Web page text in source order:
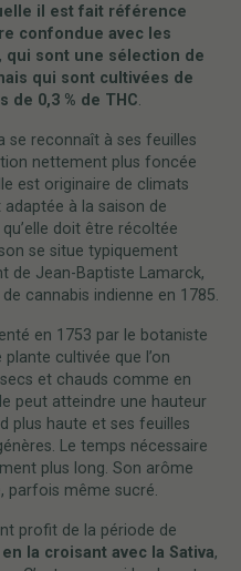
il est fait référence
confondue avec les
, qui sont une sélection de
qui sont cultivées de
de 0,3 % de THC.
se reconnaît à ses feuilles
nettement plus foncée
est originaire de climats
à la saison de
doit être récoltée
se situe typiquement
de Jean-Baptiste Lamarck,
cannabis indienne en 1785.
en 1753 par le botaniste
cultivée que l’on
et chauds comme en
peut atteindre une hauteur
plus haute et ses feuilles
Le temps nécessaire
plus long. Son arôme
parfois même sucré.
profit de la période de
en la croisant avec la Sativa,